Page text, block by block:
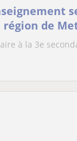
région de
à la 3e